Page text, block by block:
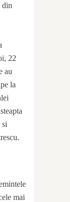
din
22
au
la
si
mai